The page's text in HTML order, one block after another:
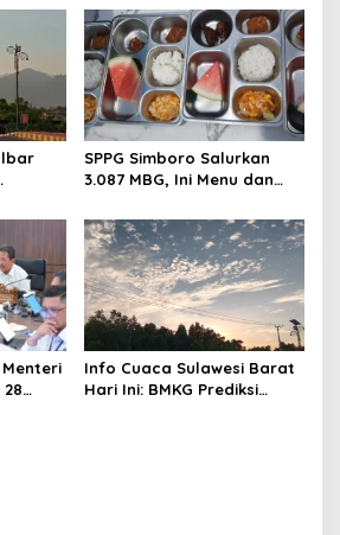
Luncurkan Aplikasi SIPAKDE
SPPG Simboro Salurkan
3.087 MBG, Ini Menu dan
Menteri
Info Cuaca Sulawesi Barat
Hari Ini: BMKG Prediksi